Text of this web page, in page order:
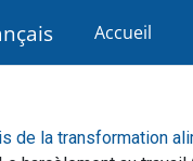
Accueil
de la transformation